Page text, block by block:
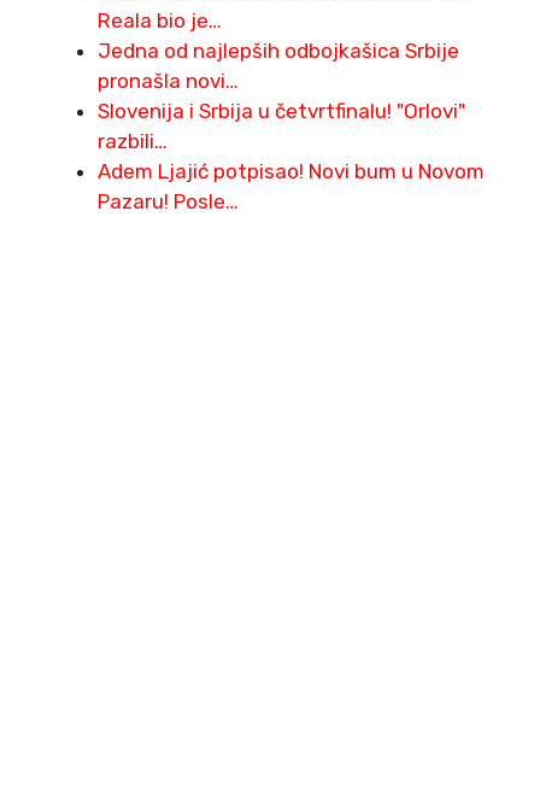
Reala bio je…
Jedna od najlepših odbojkašica Srbije
pronašla novi…
Slovenija i Srbija u četvrtfinalu! "Orlovi"
razbili…
Adem Ljajić potpisao! Novi bum u Novom
Pazaru! Posle…